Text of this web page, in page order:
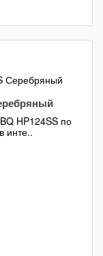
HP124SS по
инте..